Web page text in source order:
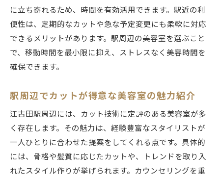
に立ち寄れるため、時間を有効活用できます。駅近の利
便性は、定期的なカットや急な予定変更にも柔軟に対応
できるメリットがあります。駅周辺の美容室を選ぶこと
で、移動時間を最小限に抑え、ストレスなく美容時間を
確保できます。
駅周辺でカットが得意な美容室の魅力紹介
江古田駅周辺には、カット技術に定評のある美容室が多
く存在します。その魅力は、経験豊富なスタイリストが
一人ひとりに合わせた提案をしてくれる点です。具体的
には、骨格や髪質に応じたカットや、トレンドを取り入
れたスタイル作りが挙げられます。カウンセリングを重